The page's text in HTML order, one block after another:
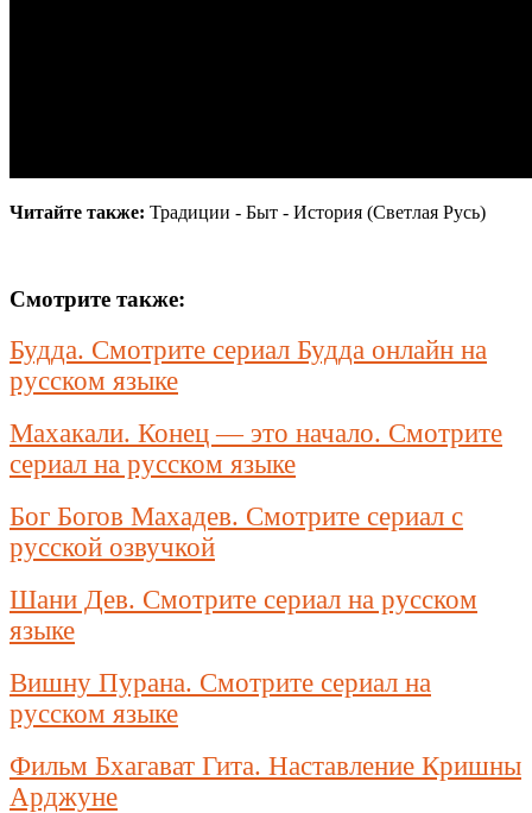
Читайте также: Традиции - Быт - История (Светлая Русь)
Смотрите также:
Будда. Смотрите сериал Будда онлайн на
русском языке
Махакали. Конец — это начало. Смотрите
сериал на русском языке
Бог Богов Махадев. Смотрите сериал с
русской озвучкой
Шани Дев. Смотрите сериал на русском
языке
Вишну Пурана. Смотрите сериал на
русском языке
Фильм Бхагават Гита. Наставление Кришны
Арджуне